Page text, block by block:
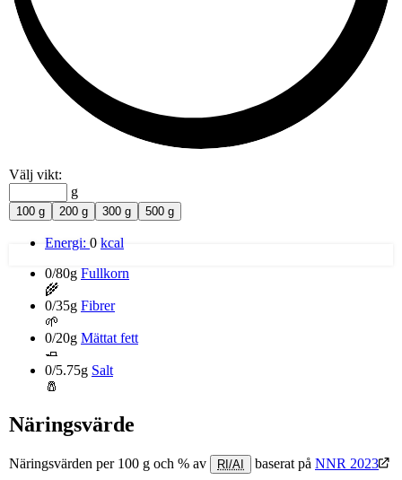
Välj vikt:
g
100 g 200 g 300 g 500 g
Energi: 0 kcal
0/80g Fullkorn
🌾
0/35g Fibrer
🌱
0/20g Mättat fett
🧈
0/5.75g Salt
🧂
Näringsvärde
Näringsvärden per 100 g och % av RI/AI baserat på NNR 2023